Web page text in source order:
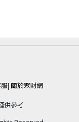
| 關於聚財網
供參考